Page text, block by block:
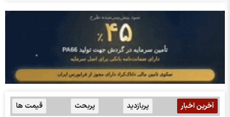
آخرین اخبار پربازدید پربحث قیمت ها